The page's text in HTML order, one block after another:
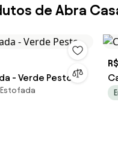
de Abra
- Verde Pesto